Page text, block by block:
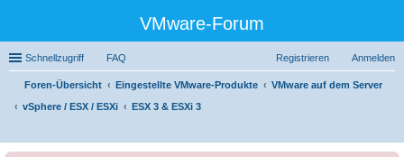
VMware-Forum
Schnellzugriff FAQ Anmelden
Registrieren
Foren-Übersicht Eingestellte VMware-Produkte
VMware auf dem Server
vSphere / ESX / ESXi
ESX 3 & ESXi 3
uc